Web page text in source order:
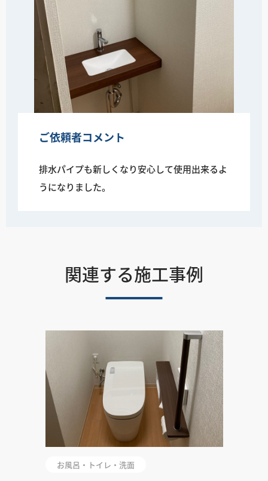
ご依頼者コメント
排水パイプも新しくなり安心して使用出来るよ
うになりました。
関連する施工事例
お風呂・トイレ・洗面